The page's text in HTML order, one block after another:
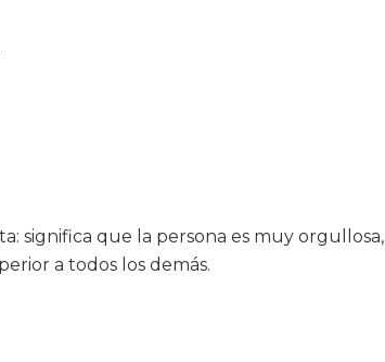
significa que la persona es muy orgullosa,
a todos los demás.